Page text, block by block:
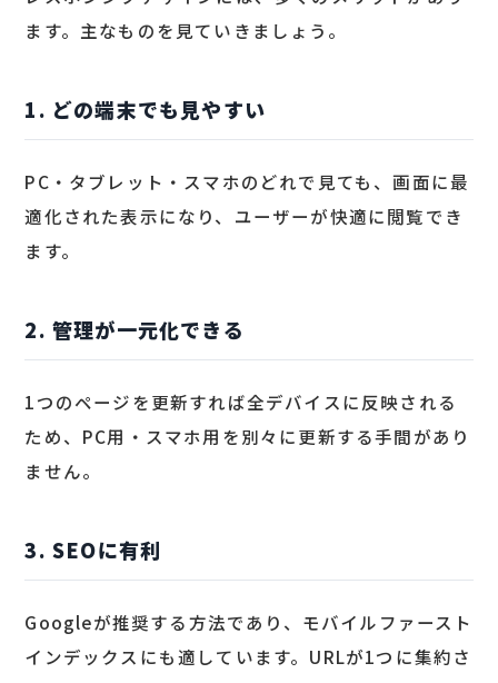
ます。主なものを見ていきましょう。
1. どの端末でも見やすい
PC・タブレット・スマホのどれで見ても、画面に最
適化された表示になり、ユーザーが快適に閲覧でき
ます。
2. 管理が一元化できる
1つのページを更新すれば全デバイスに反映される
ため、PC用・スマホ用を別々に更新する手間があり
ません。
3. SEOに有利
Googleが推奨する方法であり、モバイルファースト
インデックスにも適しています。URLが1つに集約さ